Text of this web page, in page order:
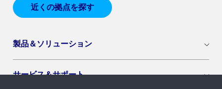
近くの拠点を探す
製品＆ソリューション
サービス＆サポート